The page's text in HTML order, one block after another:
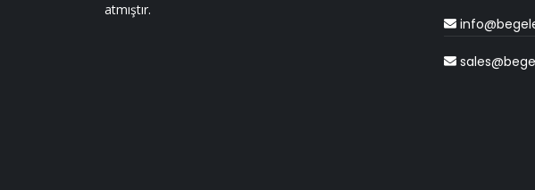
atmıştır.